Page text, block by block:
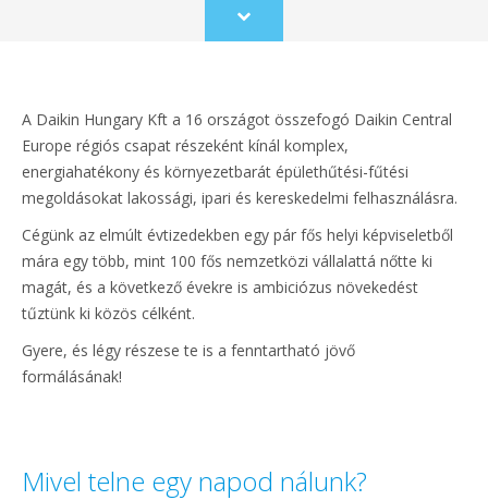
Scroll
to
A Daikin Hungary Kft a 16 országot összefogó Daikin Central
Europe régiós csapat részeként kínál komplex,
energiahatékony és környezetbarát épülethűtési-fűtési
megoldásokat lakossági, ipari és kereskedelmi felhasználásra.
Cégünk az elmúlt évtizedekben egy pár fős helyi képviseletből
mára egy több, mint 100 fős nemzetközi vállalattá nőtte ki
magát, és a következő évekre is ambiciózus növekedést
tűztünk ki közös célként.
Gyere, és légy részese te is a fenntartható jövő
formálásának!
Mivel telne egy napod nálunk?